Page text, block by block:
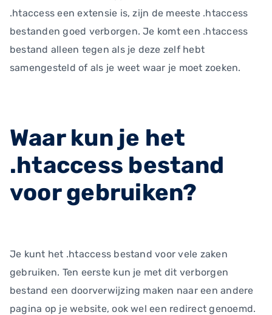
.htaccess een extensie is, zijn de meeste .htaccess
bestanden goed verborgen. Je komt een .htaccess
bestand alleen tegen als je deze zelf hebt
samengesteld of als je weet waar je moet zoeken.
Waar kun je het
.htaccess bestand
voor gebruiken?
Je kunt het .htaccess bestand voor vele zaken
gebruiken. Ten eerste kun je met dit verborgen
bestand een doorverwijzing maken naar een andere
pagina op je website, ook wel een redirect genoemd.